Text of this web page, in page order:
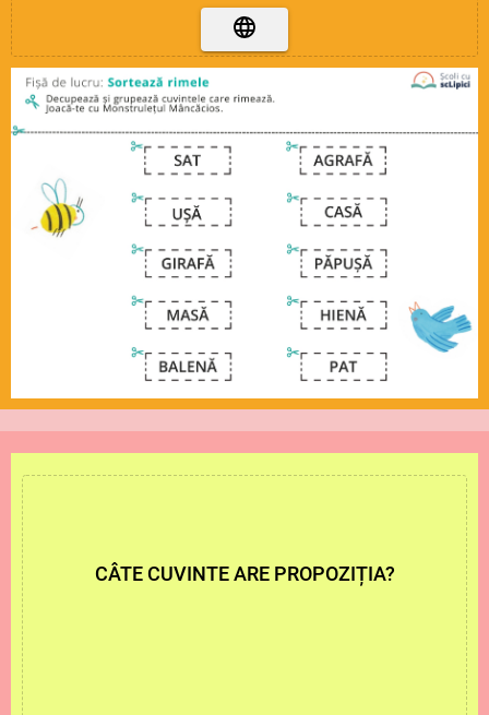
CÂTE CUVINTE ARE PROPOZIȚIA?